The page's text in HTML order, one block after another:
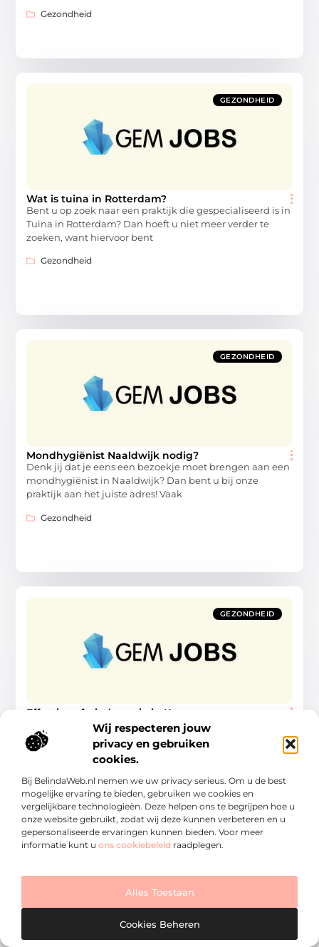
Wij respecteren jouw
privacy en gebruiken
cookies.
Bij BelindaWeb.nl nemen we uw privacy serieus. Om u de best
mogelijke ervaring te bieden, gebruiken we cookies en
vergelijkbare technologieën. Deze helpen ons te begrijpen hoe u
onze website gebruikt, zodat wij deze kunnen verbeteren en u
gepersonaliseerde ervaringen kunnen bieden. Voor meer
informatie kunt u ons cookiebeleid raadplegen.
Alles Toestaan
Cookies Beheren
Gezondheid
GEZONDHEID
Wat is tuina in Rotterdam?
Bent u op zoek naar een praktijk die gespecialiseerd is in
Tuina in Rotterdam? Dan hoeft u niet meer verder te
zoeken, want hiervoor bent
Gezondheid
GEZONDHEID
Mondhygiënist Naaldwijk nodig?
Denk jij dat je eens een bezoekje moet brengen aan een
mondhygiënist in Naaldwijk? Dan bent u bij onze
praktijk aan het juiste adres! Vaak
Gezondheid
GEZONDHEID
Effectieve fysiotherapie in Kampen
Heb jij last van jouw gewrichten of spieren en heb je dit
al langer dan twee weken? Dan gaat dit vaak niet meer
vanzelf weg.